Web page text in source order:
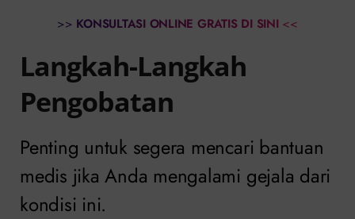
>> KONSULTASI ONLINE GRATIS DI SINI <<
Langkah-Langkah
Pengobatan
Penting untuk segera mencari bantuan
medis jika Anda mengalami gejala dari
kondisi ini.